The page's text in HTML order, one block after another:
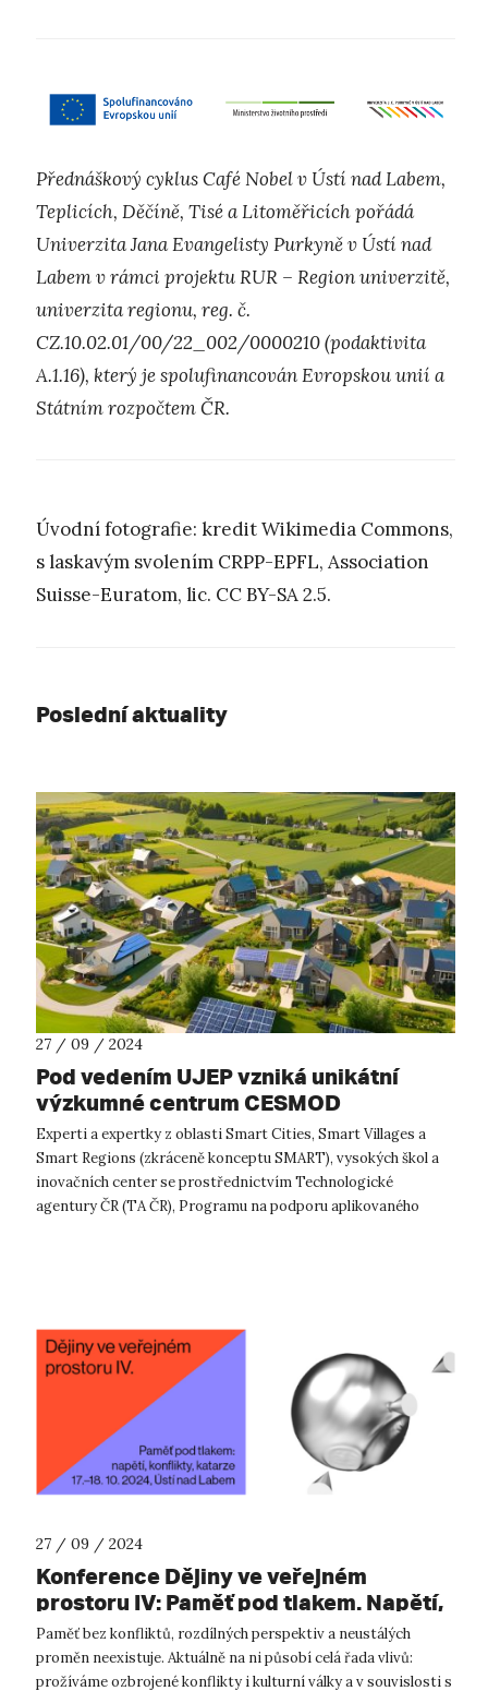
Přednáškový cyklus Café Nobel v Ústí nad Labem,
Teplicích, Děčíně, Tisé a Litoměřicích pořádá
Univerzita Jana Evangelisty Purkyně v Ústí nad
Labem v rámci projektu RUR – Region univerzitě,
univerzita regionu, reg. č.
CZ.10.02.01/00/22_002/0000210 (podaktivita
A.1.16), který je spolufinancován Evropskou unií a
Státním rozpočtem ČR.
Úvodní fotografie: kredit Wikimedia Commons,
s laskavým svolením CRPP-EPFL, Association
Suisse-Euratom, lic. CC BY-SA 2.5.
Poslední aktuality
27 / 09 / 2024
Pod vedením UJEP vzniká unikátní
výzkumné centrum CESMOD
Experti a expertky z oblasti Smart Cities, Smart Villages a
Smart Regions (zkráceně konceptu SMART), vysokých škol a
inovačních center se prostřednictvím Technologické
agentury ČR (TA ČR), Programu na podporu aplikovaného
27 / 09 / 2024
Konference Dějiny ve veřejném
prostoru IV: Paměť pod tlakem. Napětí,
konflikty, katarze
Paměť bez konfliktů, rozdílných perspektiv a neustálých
proměn neexistuje. Aktuálně na ni působí celá řada vlivů:
prožíváme ozbrojené konflikty i kulturní války a v souvislosti s